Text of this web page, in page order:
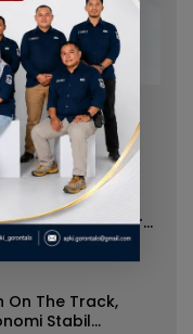
Regenerasi
Angka
Program Gusnar-
Ekonomi Dan
On The Track,
Stabil